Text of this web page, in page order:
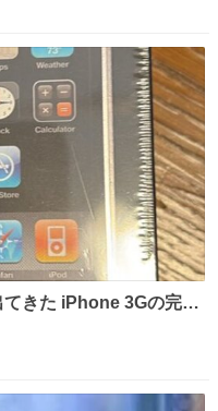
きた iPhone 3Gの完全
た多分未使用のデモ機
オクで売れてない190万